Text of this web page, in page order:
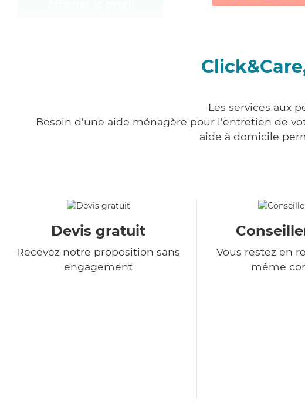
Les services aux
Besoin d'une aide ménagère pour l'entretien de
aide à domicile
Devis gratuit
Recevez notre proposition sans
engagement
Vous restez en
même